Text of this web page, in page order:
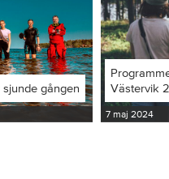
gången
Västervik
7 maj 2024